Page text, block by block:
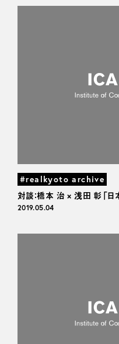
#realkyoto archive
対談：橋本 治 × 浅田 彰「日
2019.05.04